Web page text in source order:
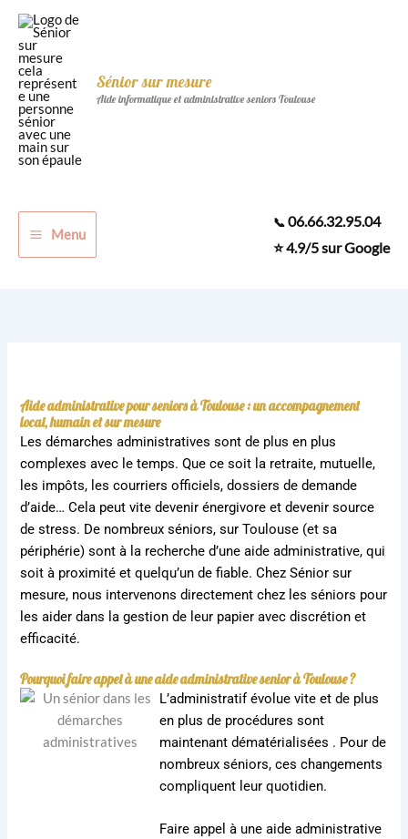
contenu
Sénior sur mesure
Aide informatique et administrative seniors Toulouse
Menu
📞06.66.32.95.04
⭐ 4.9/5 sur Google
Aide administrative pour seniors à Toulouse : un accompagnement
local, humain et sur mesure
Les démarches administratives sont de plus en plus
complexes avec le temps. Que ce soit la retraite, mutuelle,
les impôts, les courriers officiels, dossiers de demande
d’aide… Cela peut vite devenir énergivore et devenir source
de stress. De nombreux séniors, sur Toulouse (et sa
périphérie) sont à la recherche d’une aide administrative, qui
soit à proximité et quelqu’un de fiable. Chez Sénior sur
mesure, nous intervenons directement chez les séniors pour
les aider dans la gestion de leur papier avec discrétion et
efficacité.
Pourquoi faire appel à une aide administrative senior à Toulouse ?
L’administratif évolue vite et de plus
en plus de procédures sont
maintenant dématérialisées . Pour de
nombreux séniors, ces changements
compliquent leur quotidien.
Faire appel à une aide administrative